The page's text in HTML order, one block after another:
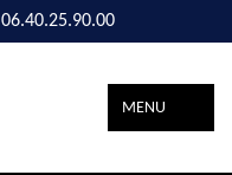
06.40.25.90.00
MENU